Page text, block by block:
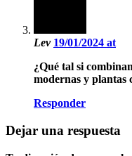
Lev 19/01/2024 at
¿Qué tal si
modernas y plantas
Responder
Dejar una respuesta